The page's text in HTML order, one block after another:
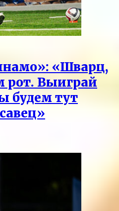
«Шварц,
рот. Выиграй
будем тут